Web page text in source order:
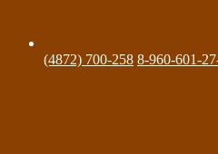
(4872) 700-258 8-960-601-